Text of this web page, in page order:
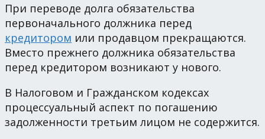
При переводе долга обязательства
первоначального должника перед
кредитором или продавцом прекращаются.
Вместо прежнего должника обязательства
перед кредитором возникают у нового.
В Налоговом и Гражданском кодексах
процессуальный аспект по погашению
задолженности третьим лицом не содержится.